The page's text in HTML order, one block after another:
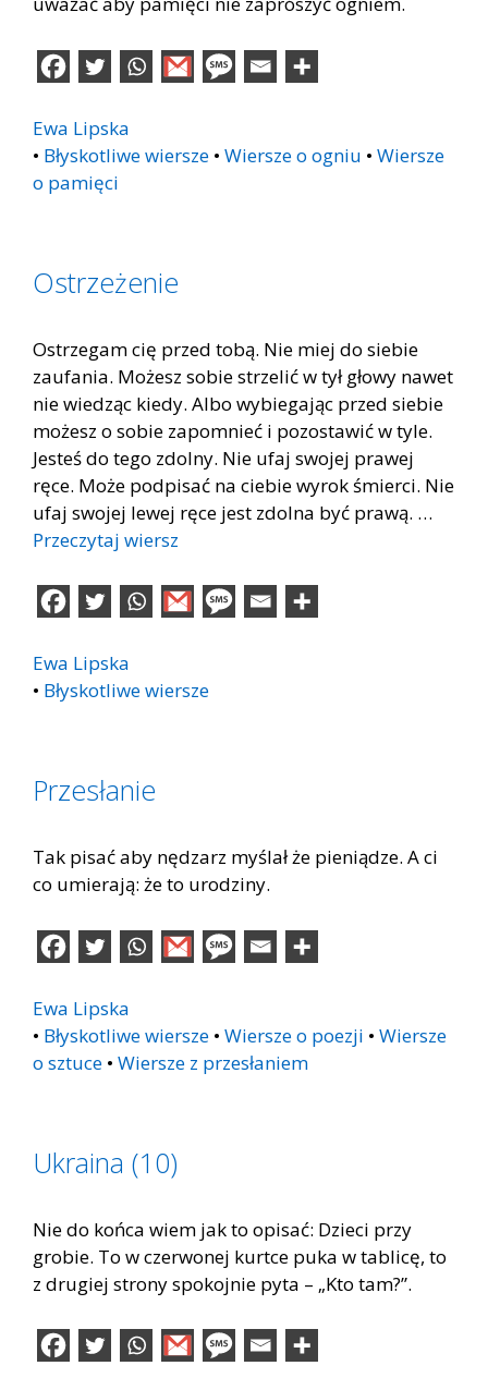
Ewa Lipska
• Błyskotliwe wiersze • Wiersze o ogniu • Wiersze
o pamięci
Ostrzeżenie
Ostrzegam cię przed tobą. Nie miej do siebie
zaufania. Możesz sobie strzelić w tył głowy nawet
nie wiedząc kiedy. Albo wybiegając przed siebie
możesz o sobie zapomnieć i pozostawić w tyle.
Jesteś do tego zdolny. Nie ufaj swojej prawej
ręce. Może podpisać na ciebie wyrok śmierci. Nie
ufaj swojej lewej ręce jest zdolna być prawą. …
Przeczytaj wiersz
Ewa Lipska
• Błyskotliwe wiersze
Przesłanie
Tak pisać aby nędzarz myślał że pieniądze. A ci
co umierają: że to urodziny.
Ewa Lipska
• Błyskotliwe wiersze • Wiersze o poezji • Wiersze
o sztuce • Wiersze z przesłaniem
Ukraina (10)
Nie do końca wiem jak to opisać: Dzieci przy
grobie. To w czerwonej kurtce puka w tablicę, to
z drugiej strony spokojnie pyta – „Kto tam?”.